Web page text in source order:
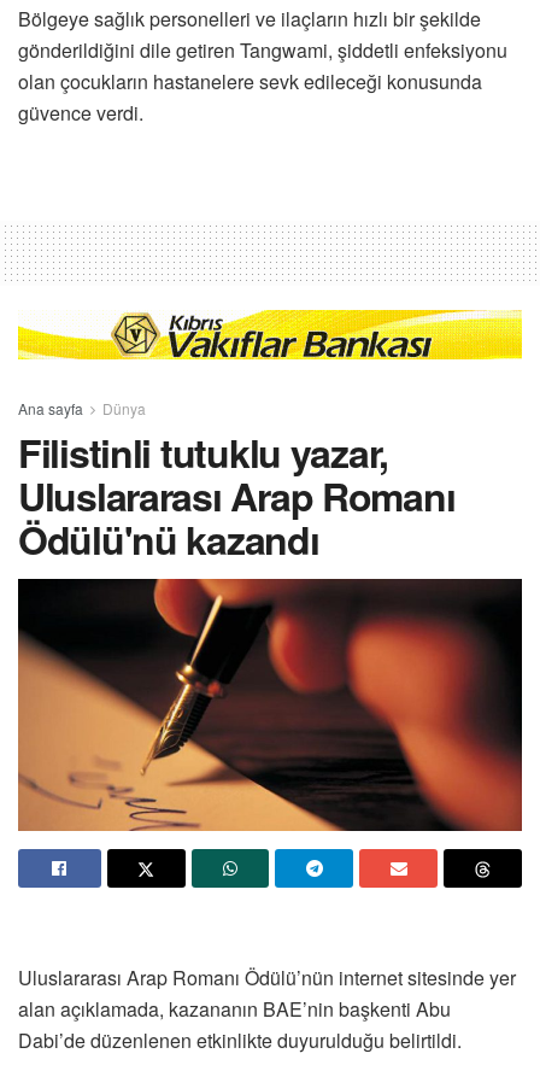
Bölgeye sağlık personelleri ve ilaçların hızlı bir şekilde
gönderildiğini dile getiren Tangwami, şiddetli enfeksiyonu
olan çocukların hastanelere sevk edileceği konusunda
güvence verdi.
Ana sayfa Dünya
Filistinli tutuklu yazar,
Uluslararası Arap Romanı
Ödülü'nü kazandı
Uluslararası Arap Romanı Ödülü’nün internet sitesinde yer
alan açıklamada, kazananın BAE’nin başkenti Abu
Dabi’de düzenlenen etkinlikte duyurulduğu belirtildi.